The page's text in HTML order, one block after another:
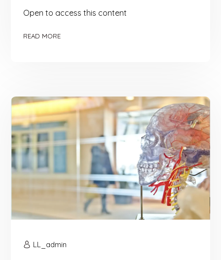
Open to access this content
READ MORE
LL_admin